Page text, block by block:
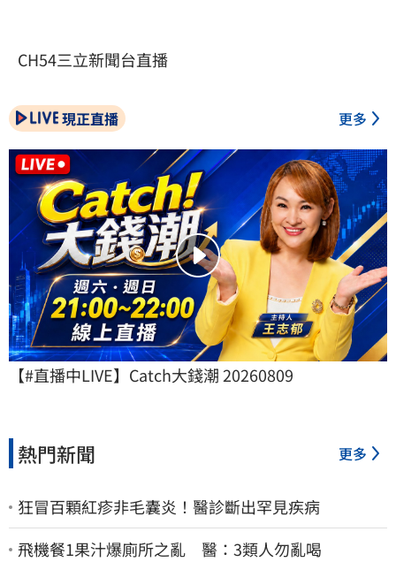
CH54三立新聞台直播
現正直播 更多
【#直播中LIVE】Catch大錢潮 20260809
熱門新聞 更多
狂冒百顆紅疹非毛囊炎！醫診斷出罕見疾病
飛機餐1果汁爆廁所之亂 醫：3類人勿亂喝